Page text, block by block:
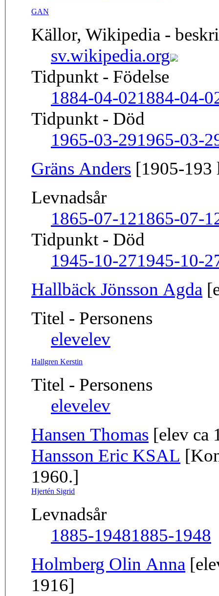
GAN
Källor, Wikipedia -
sv.wikipedia.org
Tidpunkt - Födelse
1884-04-021884-04-
Tidpunkt - Död
1965-03-291965-03-
Gräns Anders [1905-193
Levnadsår
1865-07-121865-07-
Tidpunkt - Död
1945-10-271945-10-
Hallbäck Jönsson Agda
Titel - Personens
elevelev
Hallgren Kerstin
Titel - Personens
elevelev
Hansen Thomas [elev ca
Hansson Eric KSAL
1960.]
Hjertén Sigrid
Levnadsår
1885-19481885-1948
Holmberg Olin Anna
1916]